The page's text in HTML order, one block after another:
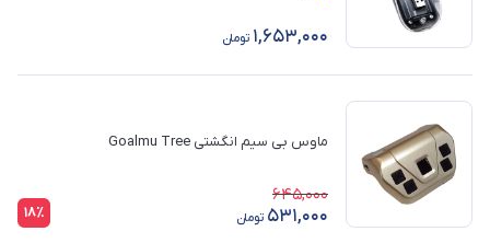
1,653,000 تومان
ماوس بی سیم انگشتی Goalmu Tree
645,000
531,000 تومان 18٪